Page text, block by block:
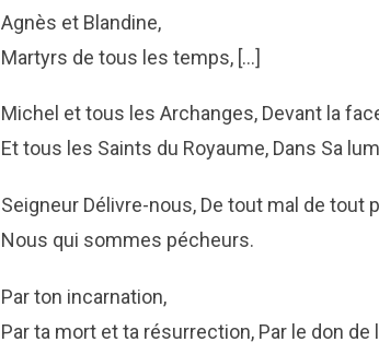
Agnès et Blandine,
Martyrs de tous les temps, […]
Michel et tous les Archanges, Devant la
Et tous les Saints du Royaume, Dans Sa
Seigneur Délivre-nous, De tout mal de tout
Nous qui sommes pécheurs.
Par ton incarnation,
Par ta mort et ta résurrection, Par le don de